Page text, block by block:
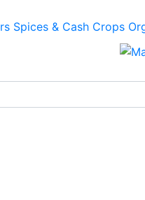
Spices & Cash Crops